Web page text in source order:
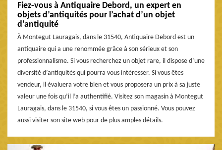
Fiez-vous à Antiquaire Debord, un expert en
objets d’antiquités pour l’achat d’un objet
d’antiquité
À Montegut Lauragais, dans le 31540, Antiquaire Debord est un
antiquaire qui a une renommée grâce à son sérieux et son
professionnalisme. Si vous recherchez un objet rare, il dispose d’une
diversité d’antiquités qui pourra vous intéresser. Si vous êtes
vendeur, il évaluera votre bien et vous proposera un prix à sa juste
valeur une fois qu’il l’a authentifié. Visitez son magasin à Montegut
Lauragais, dans le 31540, si vous êtes un passionné. Vous pouvez
aussi visiter son site web pour de plus amples détails.